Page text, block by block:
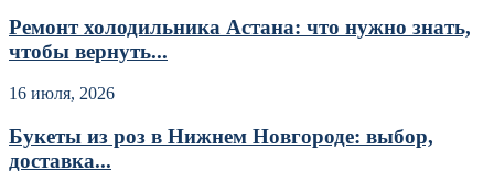
Ремонт холодильника Астана: что нужно знать,
чтобы вернуть...
16 июля, 2026
Букеты из роз в Нижнем Новгороде: выбор,
доставка...